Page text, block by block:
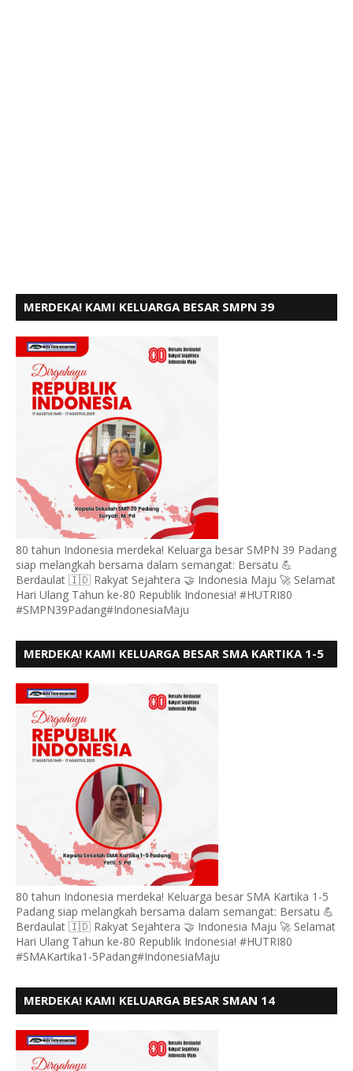
MERDEKA! KAMI KELUARGA BESAR SMPN 39
80 tahun Indonesia merdeka! Keluarga besar SMPN 39 Padang
siap melangkah bersama dalam semangat: Bersatu 💪
Berdaulat 🇮🇩 Rakyat Sejahtera 🤝 Indonesia Maju 🚀 Selamat
Hari Ulang Tahun ke-80 Republik Indonesia! #HUTRI80
#SMPN39Padang#IndonesiaMaju
MERDEKA! KAMI KELUARGA BESAR SMA KARTIKA 1-5
BERSATU BERD
80 tahun Indonesia merdeka! Keluarga besar SMA Kartika 1-5
Padang siap melangkah bersama dalam semangat: Bersatu 💪
Berdaulat 🇮🇩 Rakyat Sejahtera 🤝 Indonesia Maju 🚀 Selamat
Hari Ulang Tahun ke-80 Republik Indonesia! #HUTRI80
#SMAKartika1-5Padang#IndonesiaMaju
MERDEKA! KAMI KELUARGA BESAR SMAN 14